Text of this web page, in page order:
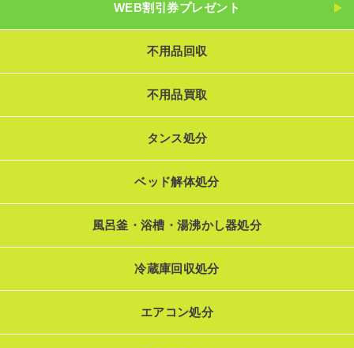
WEB割引券プレゼント
不用品回収
不用品買取
タンス処分
ベッド解体処分
風呂釜・浴槽・湯沸かし器処分
冷蔵庫回収処分
エアコン処分